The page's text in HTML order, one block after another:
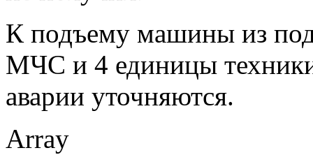
К подъему машины из
МЧС и 4 единицы
аварии уточняются.
Array